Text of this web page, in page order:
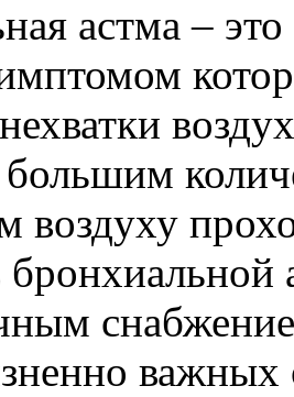
астма –
важных